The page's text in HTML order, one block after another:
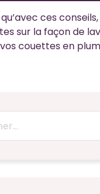
ces
sur la façon de
couettes en